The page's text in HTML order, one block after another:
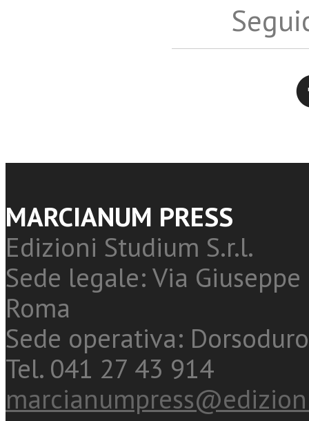
MARCIANUM PRESS
Edizioni Studium S.r.l.
Sede legale: Via
Roma
Sede operativa:
Tel. 041 27 43 914